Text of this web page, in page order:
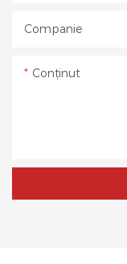
Companie
Conţinut